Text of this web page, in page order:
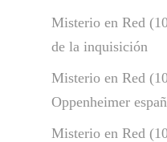
Misterio en Red
de la inquisición
Misterio en Red
Oppenheimer
Misterio en Red